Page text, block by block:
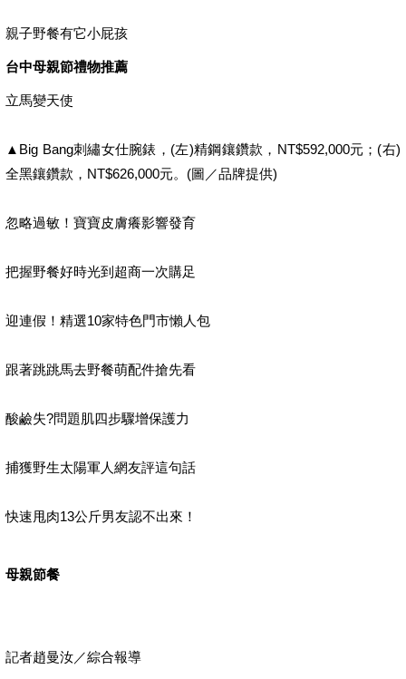
親子野餐有它小屁孩
台中母親節禮物推薦
立馬變天使
▲Big Bang刺繡女仕腕錶，(左)精鋼鑲鑽款，NT$592,000元；(右)
全黑鑲鑽款，NT$626,000元。(圖／品牌提供)
忽略過敏！寶寶皮膚癢影響發育
把握野餐好時光到超商一次購足
迎連假！精選10家特色門市懶人包
跟著跳跳馬去野餐萌配件搶先看
酸鹼失?問題肌四步驟增保護力
捕獲野生太陽軍人網友評這句話
快速甩肉13公斤男友認不出來！
母親節餐
記者趙曼汝／綜合報導